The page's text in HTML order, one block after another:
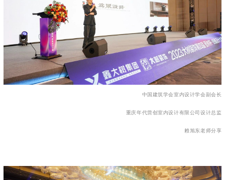
中国建筑学会室内设计学会副会长
重庆年代营创室内设计有限公司设计总监
赖旭东老师分享